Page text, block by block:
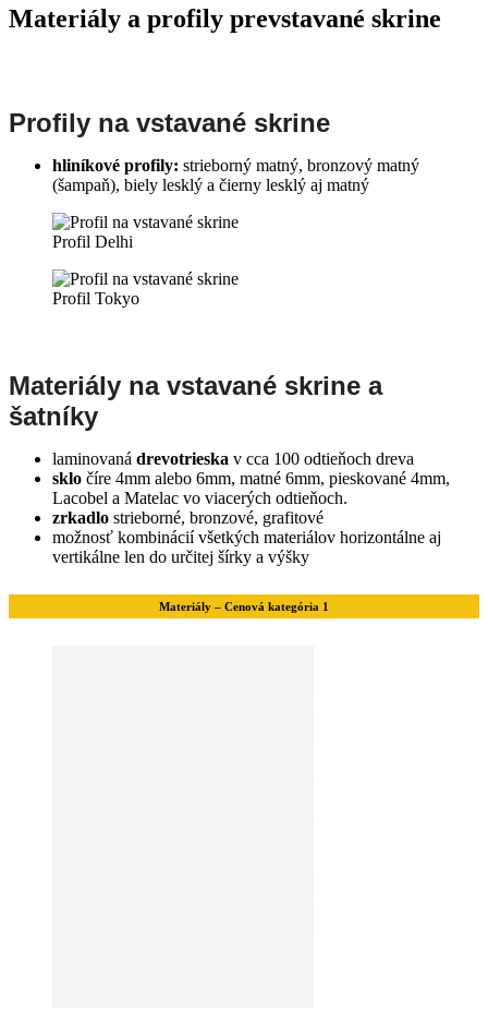
Materiály a profily prevstavané skrine
Profily na vstavané skrine
hliníkové profily: strieborný matný, bronzový matný
(šampaň), biely lesklý a čierny lesklý aj matný
Profil Delhi
Profil Tokyo
Materiály na vstavané skrine a
šatníky
laminovaná drevotrieska v cca 100 odtieňoch dreva
sklo číre 4mm alebo 6mm, matné 6mm, pieskované 4mm,
Lacobel a Matelac vo viacerých odtieňoch.
zrkadlo strieborné, bronzové, grafitové
možnosť kombinácií všetkých materiálov horizontálne aj
vertikálne len do určitej šírky a výšky
Materiály – Cenová kategória 1